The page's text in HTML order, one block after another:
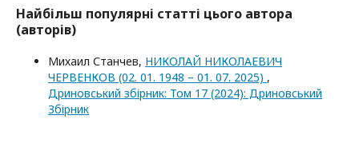
Найбільш популярні статті цього автора
(авторів)
Михаил Станчев, НИКОЛАЙ НИКОЛАЕВИЧ
ЧЕРВЕНКОВ (02. 01. 1948 – 01. 07. 2025) ,
Дриновський збірник: Том 17 (2024): Дриновський
Збірник